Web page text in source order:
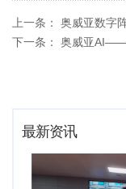
上一条：
奥威亚数字
下一条：
奥威亚AI——
最新资讯